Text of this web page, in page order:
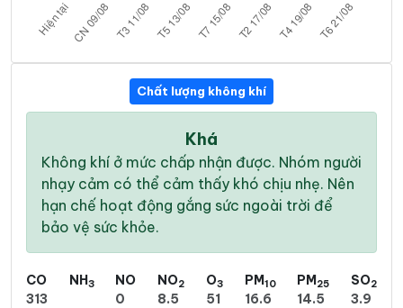
Chất lượng không khí
Khá
Không khí ở mức chấp nhận được. Nhóm người
nhạy cảm có thể cảm thấy khó chịu nhẹ. Nên
hạn chế hoạt động gắng sức ngoài trời để
bảo vệ sức khỏe.
CO
313
NH3
NO
0
NO2
8.5
O3
51
PM10
16.6
PM25
14.5
SO2
3.9